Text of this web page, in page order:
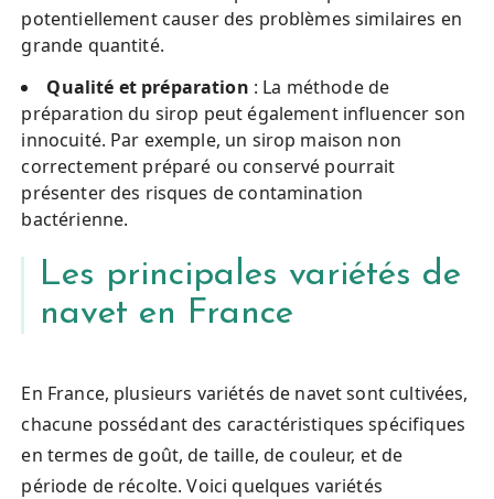
potentiellement causer des problèmes similaires en
grande quantité.
Qualité et préparation : La méthode de
préparation du sirop peut également influencer son
innocuité. Par exemple, un sirop maison non
correctement préparé ou conservé pourrait
présenter des risques de contamination
bactérienne.
Les principales variétés de
navet en France
En France, plusieurs variétés de navet sont cultivées,
chacune possédant des caractéristiques spécifiques
en termes de goût, de taille, de couleur, et de
période de récolte. Voici quelques variétés